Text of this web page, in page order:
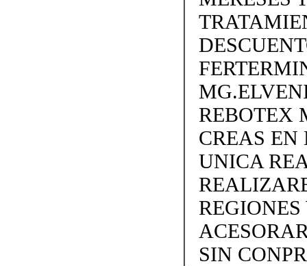
REBOTEX
CREAS EN
UNICA
REGIONES
SIN